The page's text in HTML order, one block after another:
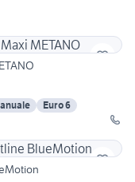
Euro 6